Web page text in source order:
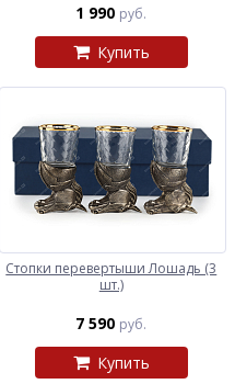
1 990 руб.
Купить
Стопки перевертыши Лошадь (3
шт.)
7 590 руб.
Купить